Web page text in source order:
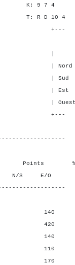
9
D
P
- -
- -
1 4
1 4
%
O N/
140
420 0,00
140
170